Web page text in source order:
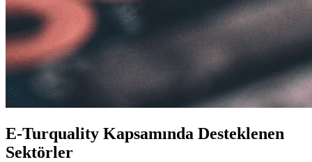
E-Turquality Kapsamında Desteklenen
Sektörler